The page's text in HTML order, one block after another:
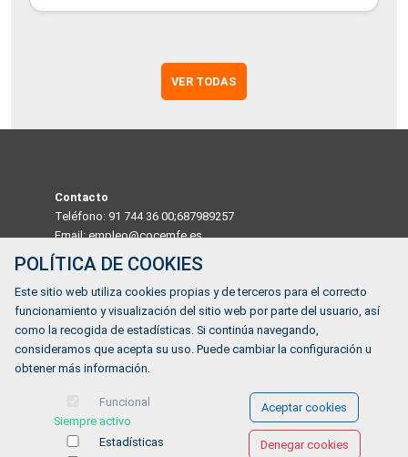
VER TODAS
Contacto
Teléfono: 91 744 36 00;687989257
Email: empleo@cocemfe.es
Dirección
Calle Luis Cabrera 63 Madrid 28002, MADRID, ESPAÑA
Horario
De lunes a viernes de 9:00 a 14:00
FORMULARIO DE CONTACTO
POLÍTICA DE COOKIES
Este sitio web utiliza cookies propias y de terceros para el correcto
funcionamiento y visualización del sitio web por parte del usuario, así
como la recogida de estadísticas. Si continúa navegando,
consideramos que acepta su uso. Puede cambiar la configuración u
obtener más información.
Funcional
Siempre activo
Estadísticas
Aceptar cookies
Denegar cookies